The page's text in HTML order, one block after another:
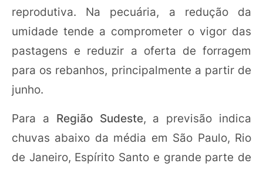
reprodutiva. Na pecuária, a redução da
umidade tende a comprometer o vigor das
pastagens e reduzir a oferta de forragem
para os rebanhos, principalmente a partir de
junho.
Para a Região Sudeste, a previsão indica
chuvas abaixo da média em São Paulo, Rio
de Janeiro, Espírito Santo e grande parte de